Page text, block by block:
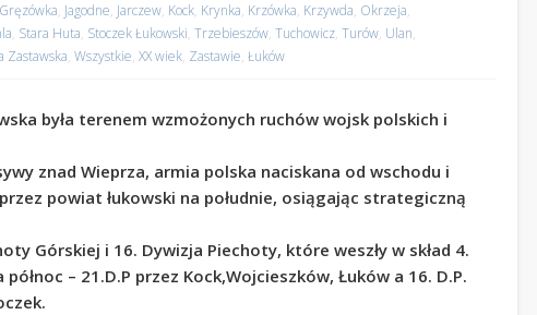
Gręzówka, Jagodne, Jarczew, Kock, Krynka, Krzówka, Krzywda, Okrzeja,
, Stara Huta, Stoczek Łukowski,Trzebieszów,Tuchowicz,Turów, Ulan,
Zastawska,Wszystkie,XX wiek, Zastawie,Łuków
była terenem wzmożonych ruchów wojsk polskich i
znad Wieprza, armia polska naciskana od wschodu i
powiat łukowski na południe, osiągając strategiczną
Górskiej i 16. Dywizja Piechoty, które weszły w skład 4.
– 21.D.P przez Kock,Wojcieszków, Łuków a 16. D.P.